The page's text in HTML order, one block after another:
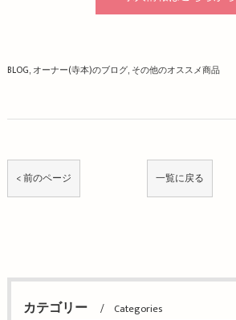
BLOG オーナー(寺本)のブログ その他のオススメ商品
< 前のページ 一覧に戻る
カテゴリー Categories